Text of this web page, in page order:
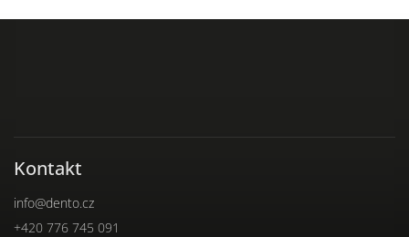
Kontakt
info@dento.cz
+420 776 745 091